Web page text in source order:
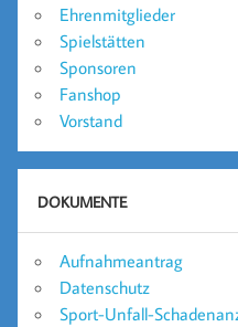
Ehrenmitglieder
Spielstätten
Sponsoren
Fanshop
Vorstand
DOKUMENTE
Aufnahmeantrag
Datenschutz
Sport-Unfall-